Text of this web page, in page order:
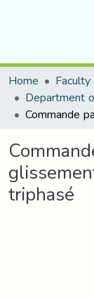
Home
Department
triphasé